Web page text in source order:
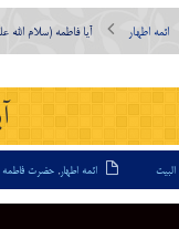
ائمه اطهار آيا فاطمه (سلام الله
ائمه اطهار, حضرت